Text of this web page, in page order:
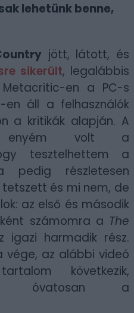
lehetünk benne,
jött, látott, és
sikerült, legalábbis
en a PC-s
en áll a felhasználók
a kritikák alapján. A
enyém volt a
tesztelhettem a
pedig részletesen
és mi nem, de
az első és második
számomra a The
igazi harmadik rész.
vége, az alábbi videó
következik,
óvatosan a